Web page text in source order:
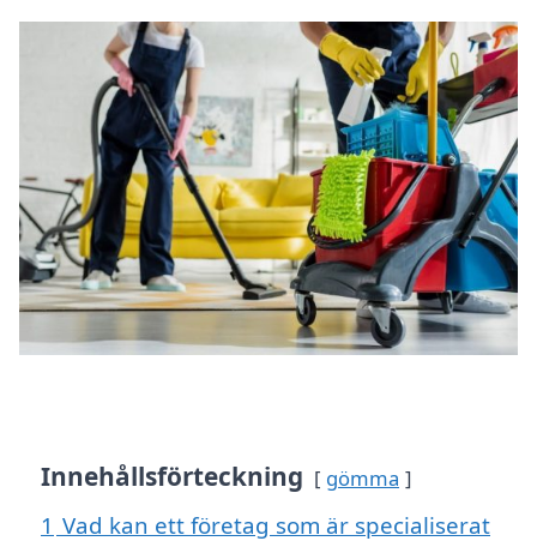
Innehållsförteckning gömma
1 Vad kan ett företag som är specialiserat